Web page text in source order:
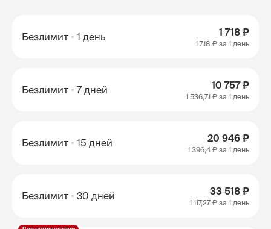
Безлимит 1 день 1 718 ₽
1 718 ₽ за 1 день
Безлимит 7 дней 10 757 ₽
1 536,71 ₽ за 1 день
Безлимит 15 дней 20 946 ₽
1 396,4 ₽ за 1 день
Безлимит 30 дней 33 518 ₽
1 117,27 ₽ за 1 день